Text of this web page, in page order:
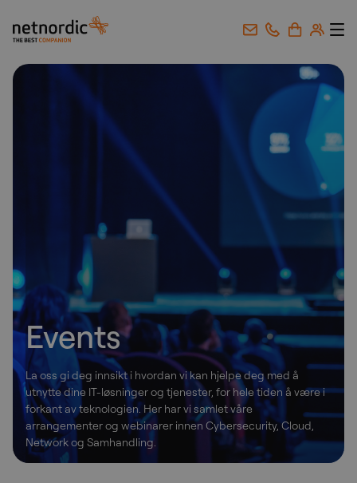
NetNordic Norway
Events
La oss gi deg innsikt i hvordan vi kan hjelpe deg med å
utnytte dine IT-løsninger og tjenester, for hele tiden å være i
forkant av teknologien. Her har vi samlet våre
arrangementer og webinarer innen Cybersecurity, Cloud,
Network og Samhandling.